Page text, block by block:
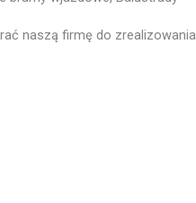
naszą firmę do zrealizowania